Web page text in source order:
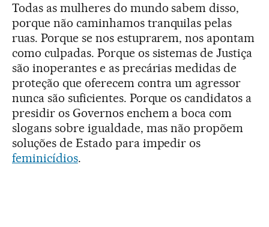
Todas as mulheres do mundo sabem disso,
porque não caminhamos tranquilas pelas
ruas. Porque se nos estuprarem, nos apontam
como culpadas. Porque os sistemas de Justiça
são inoperantes e as precárias medidas de
proteção que oferecem contra um agressor
nunca são suficientes. Porque os candidatos a
presidir os Governos enchem a boca com
slogans sobre igualdade, mas não propõem
soluções de Estado para impedir os
feminicídios.